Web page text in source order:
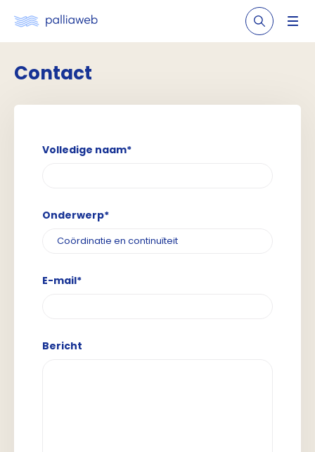
Contact
Volledige naam*
Onderwerp*
E-mail*
Bericht